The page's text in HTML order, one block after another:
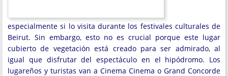
especialmente si lo visita durante los festivales culturales de
Beirut. Sin embargo, esto no es crucial porque este lugar
cubierto de vegetación está creado para ser admirado, al
igual que disfrutar del espectáculo en el hipódromo. Los
lugareños y turistas van a Cinema Cinema o Grand Concorde